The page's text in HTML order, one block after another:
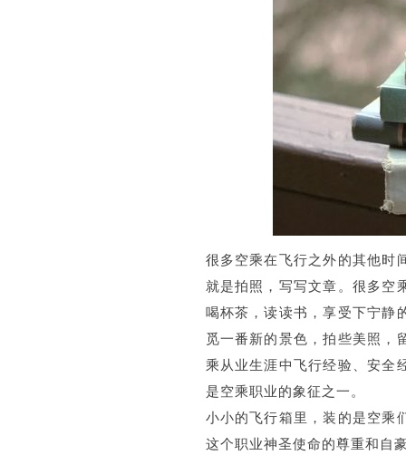
很多空乘在飞行之外的其他时
就是拍照，写写文章。很多空
喝杯茶，读读书，享受下宁静
觅一番新的景色，拍些美照，
乘从业生涯中飞行经验、安全
是空乘职业的象征之一。
小小的飞行箱里，装的是空乘
这个职业神圣使命的尊重和自